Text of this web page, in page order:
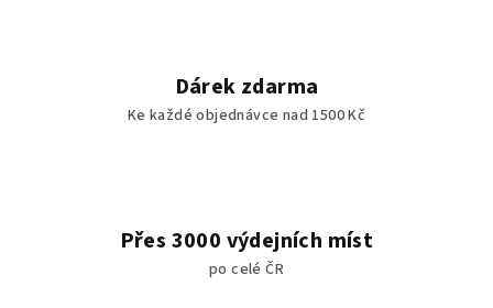
Dárek zdarma
Ke každé objednávce nad 1500 Kč
Přes 3000 výdejních míst
po celé ČR